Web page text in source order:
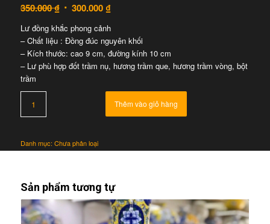
350.000₫ 300.000 ₫
Lư đồng khắc phong cảnh
– Chất liệu : Đồng đúc nguyên khối
– Kích thước: cao 9 cm, đường kính 10 cm
– Lư phù hợp đốt trầm nụ, hương trầm que, hương trầm vòng, bột
trầm
Thêm vào giỏ hàng
Danh mục: Chưa phân loại
Sản phẩm tương tự